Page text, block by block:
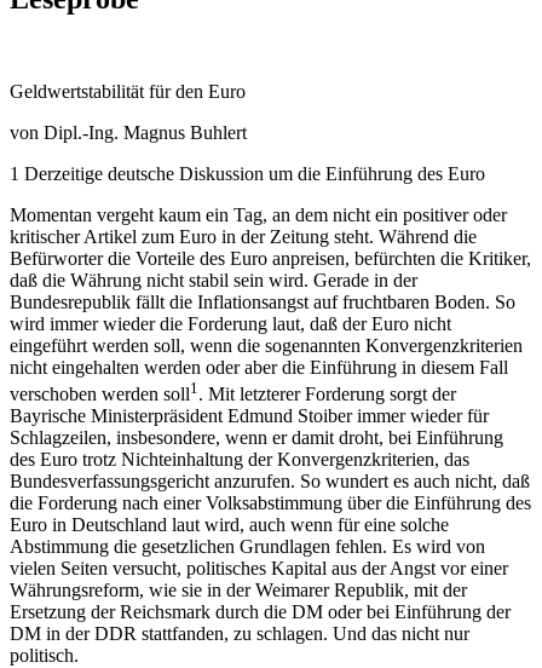
Geldwertstabilität für den Euro
von Dipl.-Ing. Magnus Buhlert
1 Derzeitige deutsche Diskussion um die Einführung des Euro
Momentan vergeht kaum ein Tag, an dem nicht ein positiver oder
kritischer Artikel zum Euro in der Zeitung steht. Während die
Befürworter die Vorteile des Euro anpreisen, befürchten die Kritiker,
daß die Währung nicht stabil sein wird. Gerade in der
Bundesrepublik fällt die Inflationsangst auf fruchtbaren Boden. So
wird immer wieder die Forderung laut, daß der Euro nicht
eingeführt werden soll, wenn die sogenannten Konvergenzkriterien
nicht eingehalten werden oder aber die Einführung in diesem Fall
verschoben werden soll1 . Mit letzterer Forderung sorgt der
Bayrische Ministerpräsident Edmund Stoiber immer wieder für
Schlagzeilen, insbesondere, wenn er damit droht, bei Einführung
des Euro trotz Nichteinhaltung der Konvergenzkriterien, das
Bundesverfassungsgericht anzurufen. So wundert es auch nicht, daß
die Forderung nach einer Volksabstimmung über die Einführung des
Euro in Deutschland laut wird, auch wenn für eine solche
Abstimmung die gesetzlichen Grundlagen fehlen. Es wird von
vielen Seiten versucht, politisches Kapital aus der Angst vor einer
Währungsreform, wie sie in der Weimarer Republik, mit der
Ersetzung der Reichsmark durch die DM oder bei Einführung der
DM in der DDR stattfanden, zu schlagen. Und das nicht nur
politisch.